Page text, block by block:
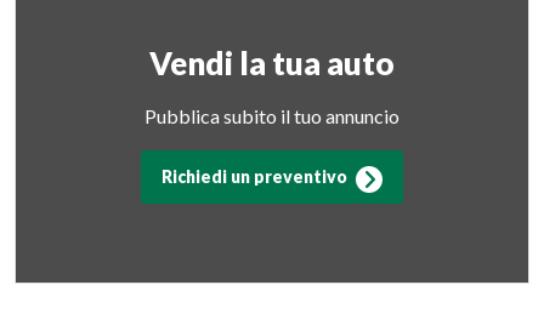
Vendi la tua auto
Pubblica subito il tuo annuncio
Richiedi un preventivo